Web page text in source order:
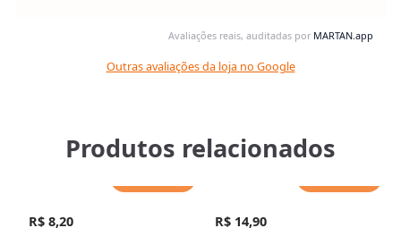
Avaliações reais, auditadas por MARTAN.app
Outras avaliações da loja no Google
Produtos relacionados
R$ 8,20 R$ 14,90